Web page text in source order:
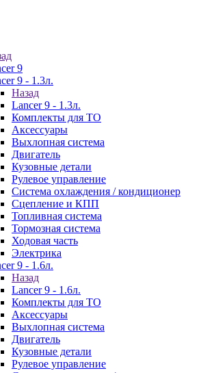
9
9 - 1.3л.
Назад
Lancer 9 - 1.3л.
Комплекты для ТО
Аксессуары
Выхлопная система
Двигатель
Кузовные детали
Рулевое управление
Система охлаждения / кондиционер
Сцепление и КПП
Топливная система
Тормозная система
Ходовая часть
Электрика
9 - 1.6л.
Назад
Lancer 9 - 1.6л.
Комплекты для ТО
Аксессуары
Выхлопная система
Двигатель
Кузовные детали
Рулевое управление